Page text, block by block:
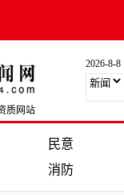
质网站
2026-8-
民意
消防